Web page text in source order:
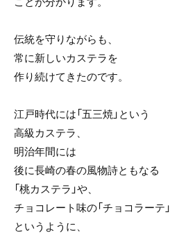
伝統を守りながらも、
常に新しいカステラを
作り続けてきたのです。
江戸時代には「五三焼」という
高級カステラ、
明治年間には
後に長崎の春の風物詩ともなる
「桃カステラ」や、
チョコレート味の「チョコラーテ」
というように、